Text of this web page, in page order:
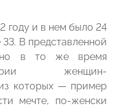
году и в нем было 24
В представленной
но в то же время
женщин-
которых — пример
мечте, по-женски